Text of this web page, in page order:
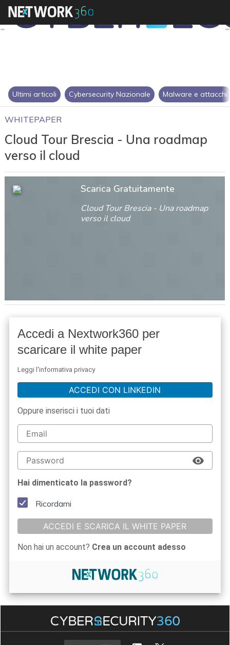
Ultimi articoli Cybersecurity Nazionale Malware e attacchi
WHITEPAPER
Cloud Tour Brescia - Una roadmap
verso il cloud
Scarica Gratuitamente
Cloud Tour Brescia - Una roadmap
verso il cloud
Accedi a Nextwork360 per
scaricare il white paper
Leggi l'informativa privacy
ACCEDI CON LINKEDIN
Oppure inserisci i tuoi dati
Hai dimenticato la password?
Ricordami
ACCEDI E SCARICA IL WHITE PAPER
Non hai un account? Crea un account adesso